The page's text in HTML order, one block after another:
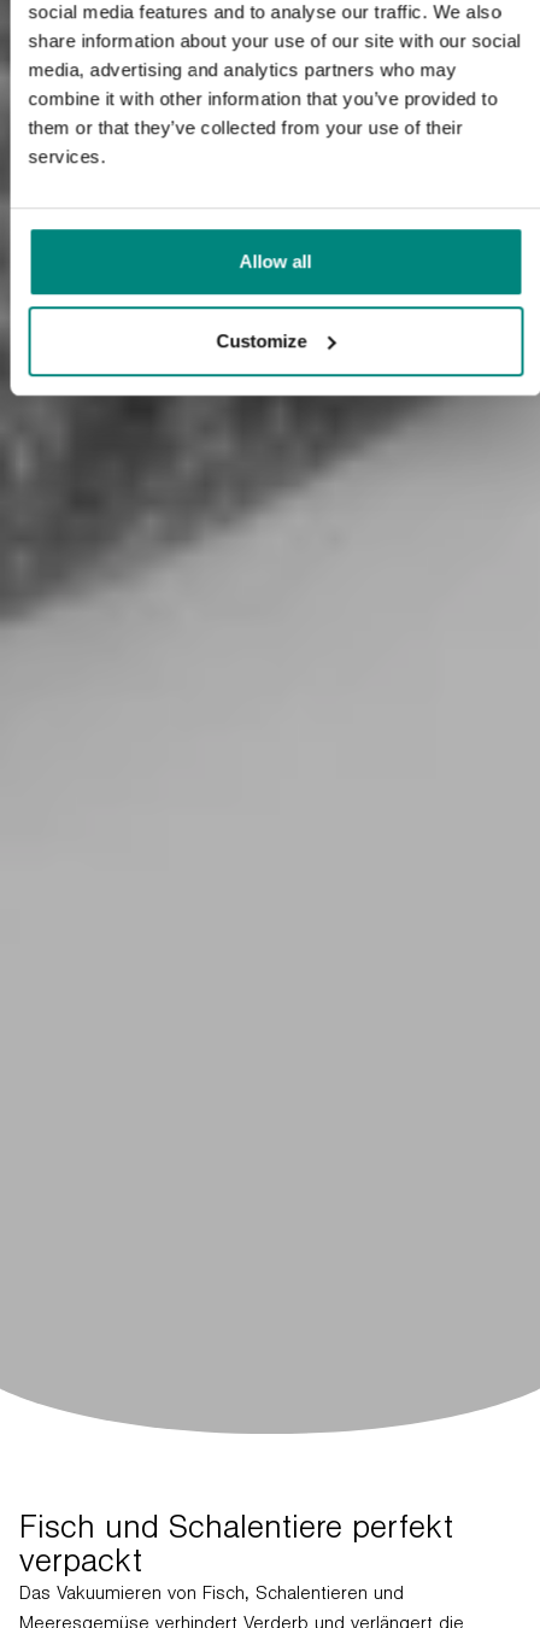
social media features and to analyse our traffic. We also
share information about your use of our site with our social
media, advertising and analytics partners who may
combine it with other information that you’ve provided to
them or that they’ve collected from your use of their
services.
Allow all
Customize
Fisch und Schalentiere perfekt
verpackt
Das Vakuumieren von Fisch, Schalentieren und
Meeresgemüse verhindert Verderb und verlängert die